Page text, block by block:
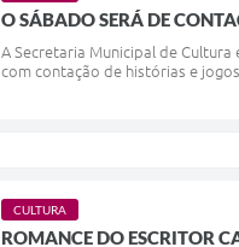
O SÁBADO SERÁ DE
A Secretaria Municipal de Cultura
com contação de histórias e
CULTURA
ROMANCE DO ESCRITOR